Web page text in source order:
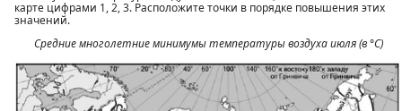
карте цифрами 1, 2, 3. Расположите точки в порядке повышения этих
значений.
Средние многолетние минимумы температуры воздуха июля (в °С)